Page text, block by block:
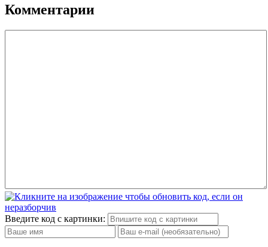
Комментарии
Введите код с картинки: